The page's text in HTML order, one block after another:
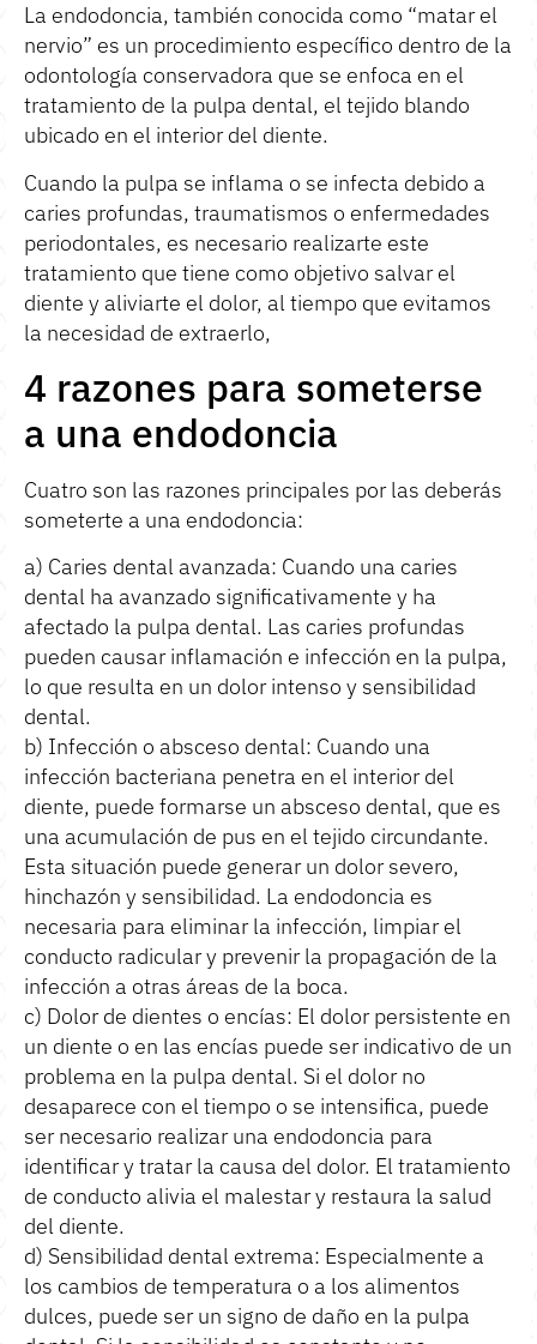
La endodoncia, también conocida como “matar el
nervio” es un procedimiento específico dentro de la
odontología conservadora que se enfoca en el
tratamiento de la pulpa dental, el tejido blando
ubicado en el interior del diente.
Cuando la pulpa se inflama o se infecta debido a
caries profundas, traumatismos o enfermedades
periodontales, es necesario realizarte este
tratamiento que tiene como objetivo salvar el
diente y aliviarte el dolor, al tiempo que evitamos
la necesidad de extraerlo,
4 razones para someterse
a una endodoncia
Cuatro son las razones principales por las deberás
someterte a una endodoncia:
a) Caries dental avanzada: Cuando una caries
dental ha avanzado significativamente y ha
afectado la pulpa dental. Las caries profundas
pueden causar inflamación e infección en la pulpa,
lo que resulta en un dolor intenso y sensibilidad
dental.
b) Infección o absceso dental: Cuando una
infección bacteriana penetra en el interior del
diente, puede formarse un absceso dental, que es
una acumulación de pus en el tejido circundante.
Esta situación puede generar un dolor severo,
hinchazón y sensibilidad. La endodoncia es
necesaria para eliminar la infección, limpiar el
conducto radicular y prevenir la propagación de la
infección a otras áreas de la boca.
c) Dolor de dientes o encías: El dolor persistente en
un diente o en las encías puede ser indicativo de un
problema en la pulpa dental. Si el dolor no
desaparece con el tiempo o se intensifica, puede
ser necesario realizar una endodoncia para
identificar y tratar la causa del dolor. El tratamiento
de conducto alivia el malestar y restaura la salud
del diente.
d) Sensibilidad dental extrema: Especialmente a
los cambios de temperatura o a los alimentos
dulces, puede ser un signo de daño en la pulpa